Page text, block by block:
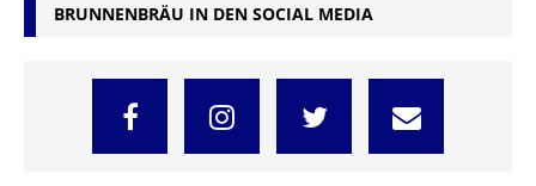
BRUNNENBRÄU IN DEN SOCIAL MEDIA